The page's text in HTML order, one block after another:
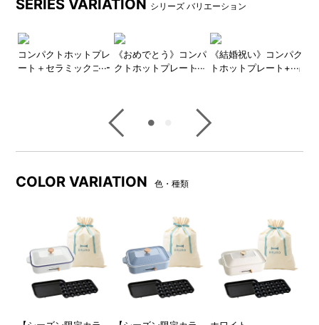
BRUNO コンパクトホットプレートとは…
ホットプレート。
今までのホットプレートにはなかった鋳物ホーローをイメージ
したデザインはテーブルウエアのように食卓を彩ります。
驚きの小ささ！A4サイズ
A4サイズなので、テーブルの
温度調整も簡単！
バーを横にスライドするだけ
SERIES VARIATION シリーズ バリエーション
コンパクトホットプレ
ート＋セラミックコー
《おめでとう》コンパ
クトホットプレート＋
《結婚祝い》コンパク
トホットプレート+鍋
COLOR VARIATION 色・種類